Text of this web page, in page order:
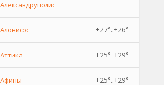
Александруполис
Алонисос +27°..+26°
Аттика +25°..+29°
Афины +25°..+29°